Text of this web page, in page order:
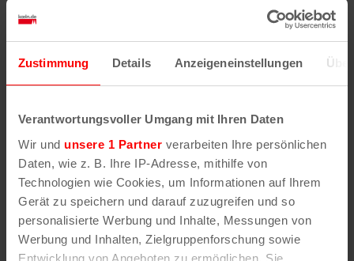
Zustimmung Details Anzeigeneinstellungen
Verantwortungsvoller Umgang mit Ihren Daten
Wir und unsere 1 Partner verarbeiten Ihre persönlichen
Daten, wie z. B. Ihre IP-Adresse, mithilfe von
Technologien wie Cookies, um Informationen auf Ihrem
Gerät zu speichern und darauf zuzugreifen und so
personalisierte Werbung und Inhalte, Messungen von
Werbung und Inhalten, Zielgruppenforschung sowie
Entwicklung von Angeboten zu ermöglichen. Sie
Fehler/Problem melden
Darstellung des RVR-Kartenwerks
Stadtplanwerk
erhältst Du unsere koeln.de-Karte mit vielen
weiteren Details wie z.B. Hausnummern.
Unser Stadtplan basiert auf Daten des
OpenStreetMap
-Projekts (
© OpenStreetMap
Mitwirkende
) und von OpenCycleMap.org